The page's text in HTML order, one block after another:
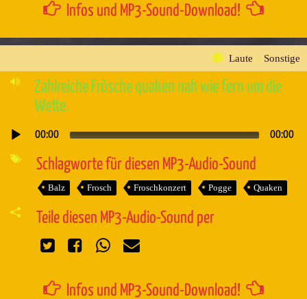
Infos und MP3-Sound-Download!
Laute » Sonstige
Zahlreiche Frösche quaken nah wie fern um die
Wette.
Audio-
00:00 00:00
Schlagworte für diesen MP3-Audio-Sound
Balz Frosch Froschkonzert Pogge Quaken
Teile diesen MP3-Audio-Sound per
Infos und MP3-Sound-Download!